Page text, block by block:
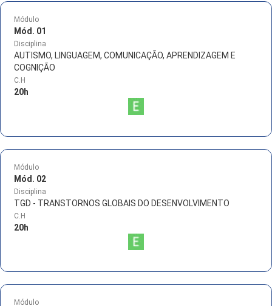
Módulo
Mód. 01
Disciplina
AUTISMO, LINGUAGEM, COMUNICAÇÃO, APRENDIZAGEM E
COGNIÇÃO
C.H
20h
Módulo
Mód. 02
Disciplina
TGD - TRANSTORNOS GLOBAIS DO DESENVOLVIMENTO
C.H
20h
Módulo